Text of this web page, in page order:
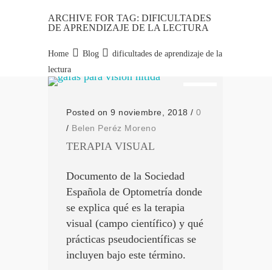
ARCHIVE FOR TAG: DIFICULTADES
DE APRENDIZAJE DE LA LECTURA
Home Blog
dificultades de aprendizaje de la
lectura
Posted on 9 noviembre, 2018 / 0
/ Belen Peréz Moreno
TERAPIA VISUAL
Documento de la Sociedad
Española de Optometría donde
se explica qué es la terapia
visual (campo científico) y qué
prácticas pseudocientíficas se
incluyen bajo este término.